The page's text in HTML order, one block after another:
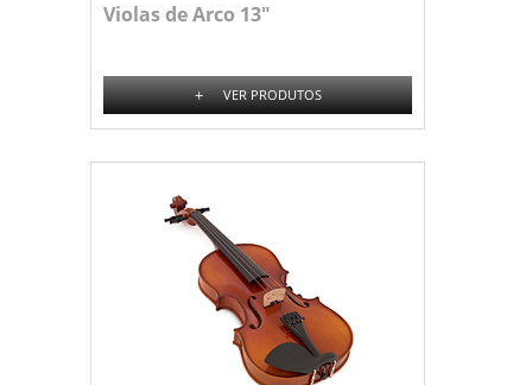
Violas de Arco 13"
+ VER PRODUTOS